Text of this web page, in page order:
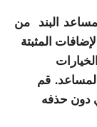
البند من
المثبتة
قم
دون حذفه